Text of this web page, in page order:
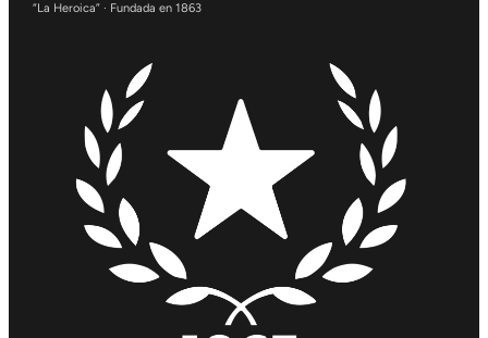
“La Heroica” · Fundada en 1863